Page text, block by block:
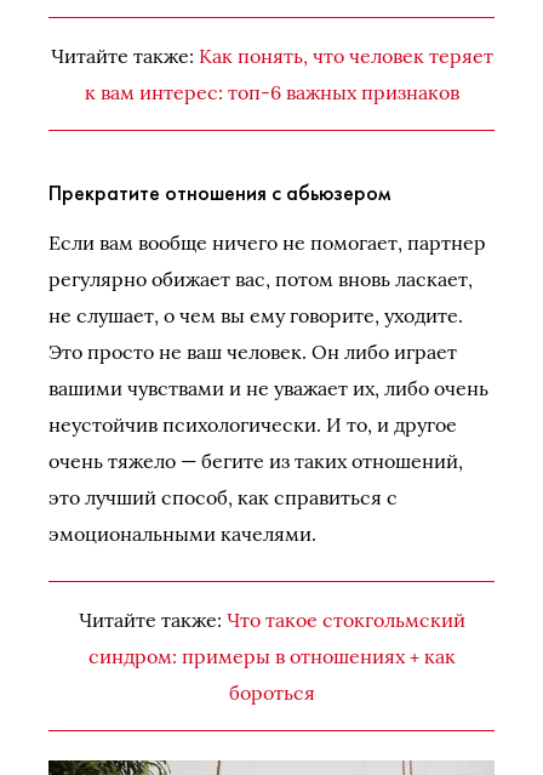
Читайте также: Как понять, что человек теряет
к вам интерес: топ-6 важных признаков
Прекратите отношения с абьюзером
Если вам вообще ничего не помогает, партнер
регулярно обижает вас, потом вновь ласкает,
не слушает, о чем вы ему говорите, уходите.
Это просто не ваш человек. Он либо играет
вашими чувствами и не уважает их, либо очень
неустойчив психологически. И то, и другое
очень тяжело — бегите из таких отношений,
это лучший способ, как справиться с
эмоциональными качелями.
Читайте также: Что такое стокгольмский
синдром: примеры в отношениях + как
бороться